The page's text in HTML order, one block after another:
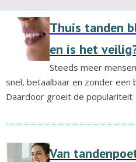
Thuis tanden
en is het
Steeds meer
snel, betaalbaar en zonder een
Daardoor groeit de populariteit
Van